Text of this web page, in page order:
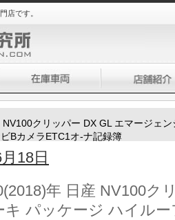
店です。
クリッパー DX GL エマージェ
BカメラETC1オ-ナ記録簿
18日
年 日産 NV100ク
キ パッケージ ハイル